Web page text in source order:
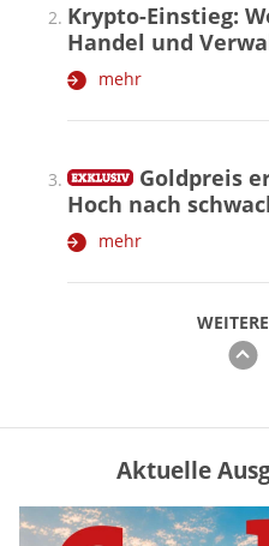
Krypto-Einstieg:
Handel und
mehr
Goldpreis
Hoch nach
mehr
Vermieter-
die Wohnung
mehr
Aktuelle